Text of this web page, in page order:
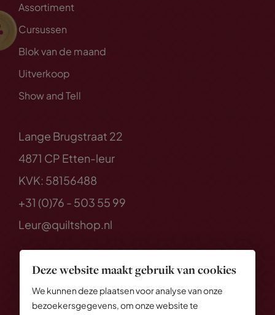
Deze website maakt gebruik van cookies
We kunnen deze plaatsen voor analyse van onze
bezoekersgegevens, om onze website te
Assortiment
Cursussen
Blok van de maand
Uitverkoop
Show and Tell
Lange Brugstraat 22
4871 CP Etten-leur
KVK: 58156488
+31 (0)76 - 503 55 99
Leur@quiltshop.nl